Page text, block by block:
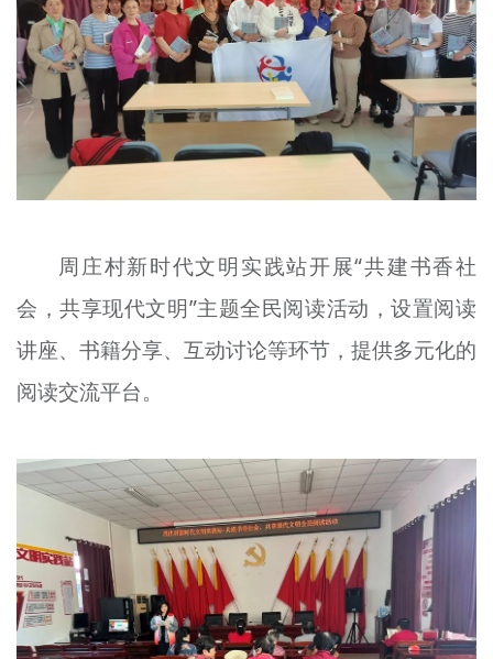
周庄村新时代文明实践站开展“共建书香社
会，共享现代文明”主题全民阅读活动，设置阅读
讲座、书籍分享、互动讨论等环节，提供多元化的
阅读交流平台。